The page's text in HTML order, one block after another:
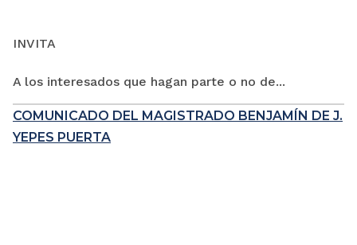
INVITA
A los interesados que hagan parte o no de...
COMUNICADO DEL MAGISTRADO BENJAMÍN DE J.
YEPES PUERTA